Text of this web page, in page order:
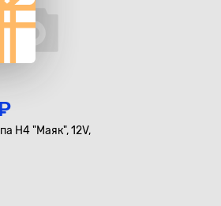
H4 "Маяк", 12V,